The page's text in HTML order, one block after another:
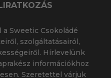
Sweetic Csokoládé
szolgáltatásairól,
Hírlevelünk
információkhoz
Szeretettel várjuk